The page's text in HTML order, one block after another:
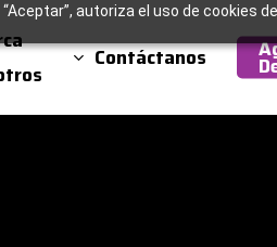
autoriza el uso de cookies de
Contáctanos